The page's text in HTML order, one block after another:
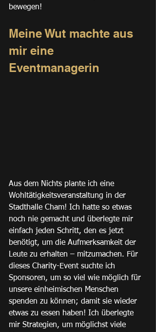
bewegen!
Meine Wut machte aus
mir eine
Eventmanagerin
Aus dem Nichts plante ich eine
Wohltätigkeitsveranstaltung in der
Stadthalle Cham! Ich hatte so etwas
noch nie gemacht und überlegte mir
einfach jeden Schritt, den es jetzt
benötigt, um die Aufmerksamkeit der
Leute zu erhalten – mitzumachen. Für
dieses Charity-Event suchte ich
Sponsoren, um so viel wie möglich für
unsere einheimischen Menschen
spenden zu können; damit sie wieder
etwas zu essen haben! Ich überlegte
mir Strategien, um möglichst viele